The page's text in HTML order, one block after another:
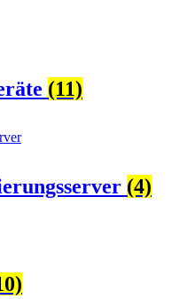
(11)
(4)